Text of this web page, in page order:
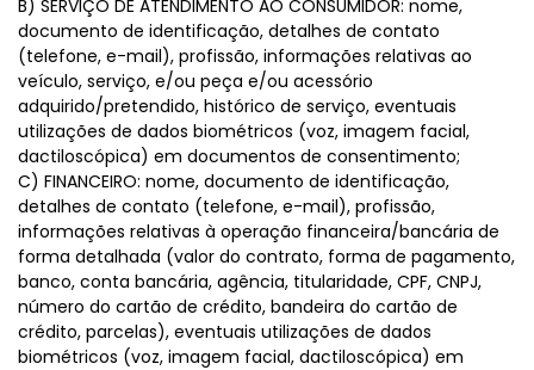
B) SERVIÇO DE ATENDIMENTO AO CONSUMIDOR: nome,
documento de identificação, detalhes de contato
(telefone, e-mail), profissão, informações relativas ao
veículo, serviço, e/ou peça e/ou acessório
adquirido/pretendido, histórico de serviço, eventuais
utilizações de dados biométricos (voz, imagem facial,
dactiloscópica) em documentos de consentimento;
C) FINANCEIRO: nome, documento de identificação,
detalhes de contato (telefone, e-mail), profissão,
informações relativas à operação financeira/bancária de
forma detalhada (valor do contrato, forma de pagamento,
banco, conta bancária, agência, titularidade, CPF, CNPJ,
número do cartão de crédito, bandeira do cartão de
crédito, parcelas), eventuais utilizações de dados
biométricos (voz, imagem facial, dactiloscópica) em